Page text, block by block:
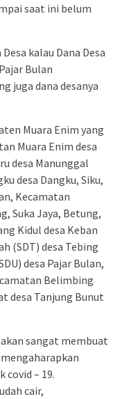
saat ini belum
kalau Dana Desa
Bulan
juga dana desanya
Muara Enim yang
Muara Enim desa
desa Manunggal
desa Dangku, Siku,
Kecamatan
Suka Jaya, Betung,
Kidul desa Keban
(SDT) desa Tebing
desa Pajar Bulan,
Belimbing
desa Tanjung Bunut
sangat membuat
covid – 19.
cair,